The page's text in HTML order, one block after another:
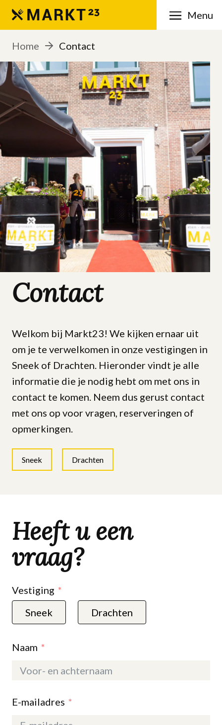
Menu
Home Contact
Contact
Welkom bij Markt23! We kijken ernaar uit
om je te verwelkomen in onze vestigingen in
Sneek of Drachten. Hieronder vindt je alle
informatie die je nodig hebt om met ons in
contact te komen. Neem dus gerust contact
met ons op voor vragen, reserveringen of
opmerkingen.
Sneek Drachten
Heeft u een
vraag?
Vestiging
Sneek
Drachten
Naam
E-mailadres